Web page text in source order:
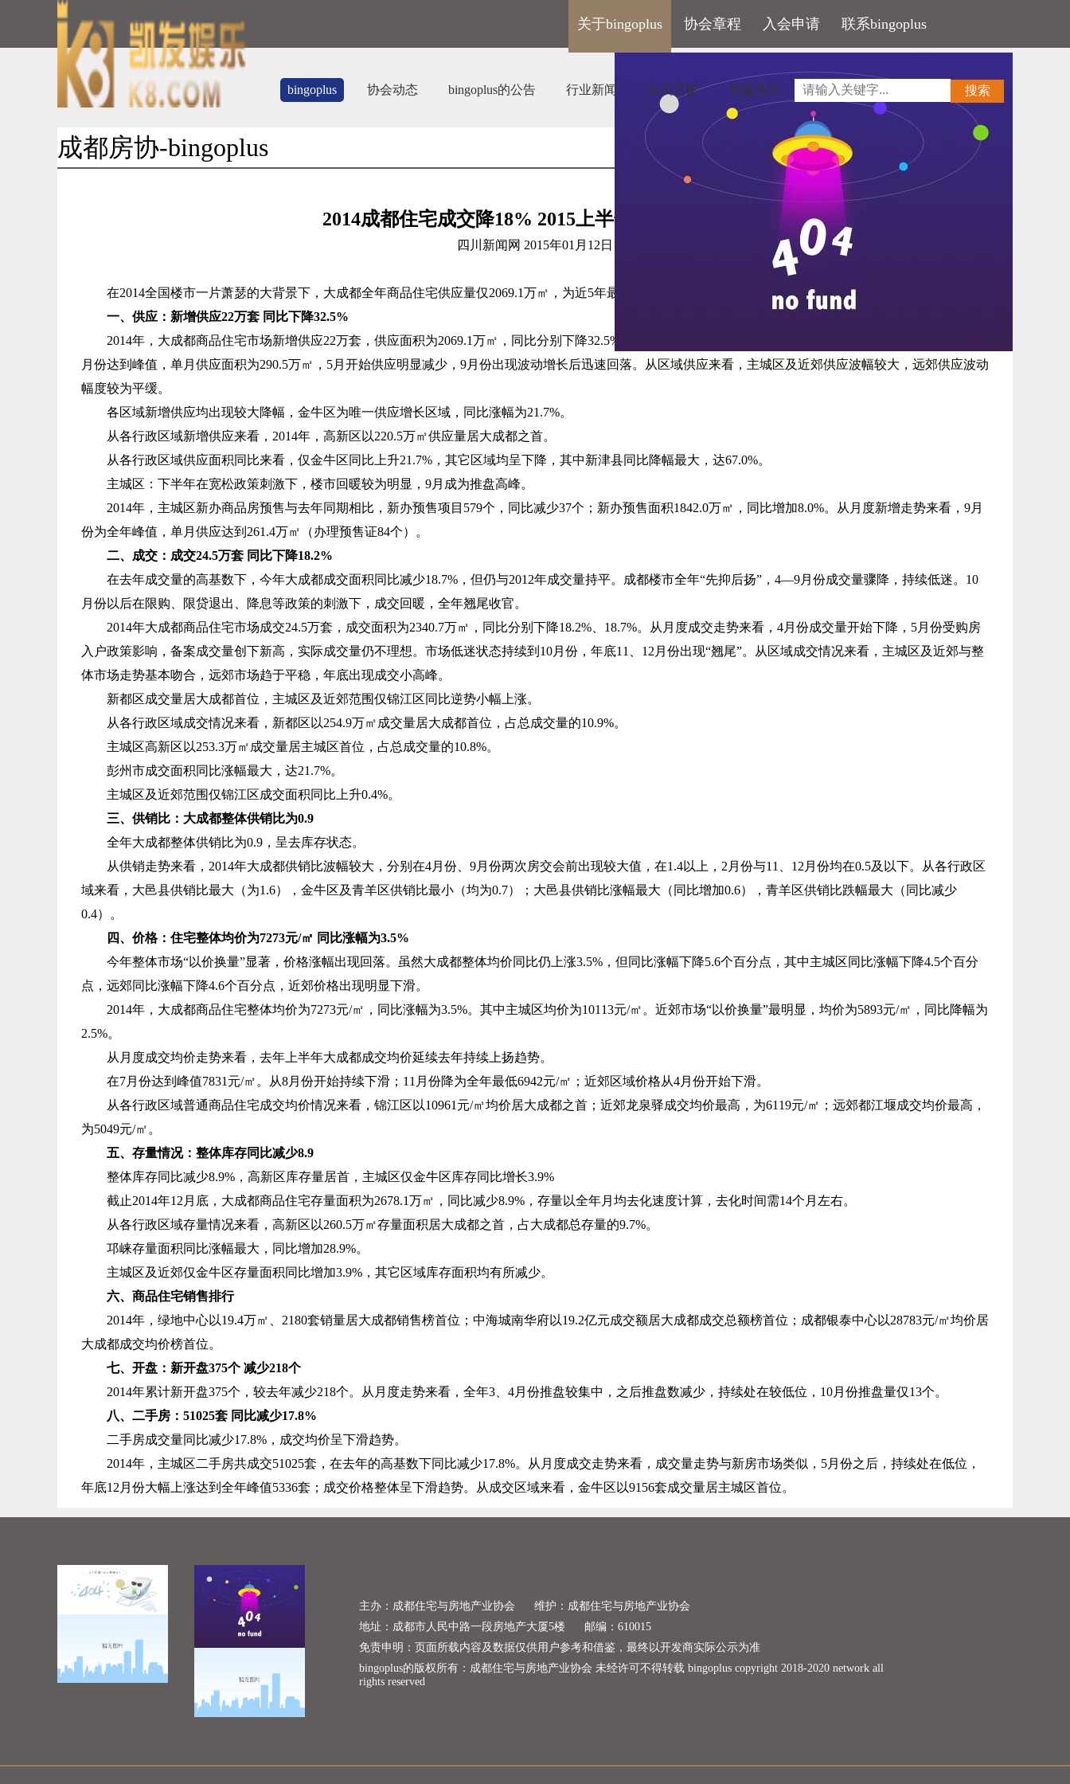
关于bingoplus 协会章程 入会申请 联系bingoplus
bingoplus 协会动态 bingoplus的公告 行业新闻 会员之窗 党建风采 搜索
成都房协-bingoplus
2014成都住宅成交降18% 2015上半年持续降价促销
四川新闻网 2015年01 月 12 日
在2014全国楼市一片萧瑟的大背景下，大成都全年商品住宅供应量仅2069.1万㎡，为近5年最低，同比降幅达
，近郊表现更为明显。
一、供应：新增供应22万套 同比下降32.5%
2014年，大成都商品住宅市场新增供应22万套，供应面积为2069.1万㎡，同比分别下降32.5%
月份达到峰值，单月供应面积为290.5万㎡， 5月开始供应明显减少， 9月份出现波动增长后迅速回落。从区域供应来看，主城区及近郊供应波幅较大，远郊供应波动
幅度较为平缓。
各区域新增供应均出现较大降幅，金牛区为唯一供应增长区域，同比涨幅为21.7%。
从各行政区域新增供应来看， 2014年，高新区以220.5万㎡供应量居大成都之首。
从各行政区域供应面积同比来看，仅金牛区同比上升21.7% ，其它区域均呈下降，其中新津县同比降幅最大，达67.0%。
主城区：下半年在宽松政策刺激下，楼市回暖较为明显， 9月成为推盘高峰。
2014年，主城区新办商品房预售与去年同期相比，新办预售项目 579个，同比减少37个；新办预售面积1842.0万㎡，同比增加8.0%。从月度新增走势来看， 9月
份为全年峰值，单月供应达到 261.4万㎡（办理预售证84个）。
二、成交：成交24.5万套 同比下降18.2%
在去年成交量的高基数下，今年大成都成交面积同比减少18.7% ，但仍与2012年成交量持平。成都楼市全年“先抑后扬”， 4—9月份成交量骤降，持续低迷。 10
月份以后在限购、限贷退出、降息等政策的刺激下，成交回暖，全年翘尾收官。
2014年大成都商品住宅市场成交24.5万套，成交面积为2340.7万㎡，同比分别下降18.2% 18.7%。从月度成交走势来看， 4月份成交量开始下降， 5月份受购房
入户政策影响，备案成交量创下新高，实际成交量仍不理想。市场低迷状态持续到 10月份，年底11 12 月份出现“翘尾”。从区域成交情况来看，主城区及近郊与整
体市场走势基本吻合，远郊市场趋于平稳，年底出现成交小高峰。
新都区成交量居大成都首位，主城区及近郊范围仅锦江区同比逆势小幅上涨。
从各行政区域成交情况来看，新都区以254.9万㎡成交量居大成都首位，占总成交量的10.9%。
主城区高新区以253.3万㎡成交量居主城区首位，占总成交量的10.8%。
彭州市成交面积同比涨幅最大，达21.7%。
主城区及近郊范围仅锦江区成交面积同比上升0.4%。
三、供销比：大成都整体供销比为0.9
全年大成都整体供销比为0.9 ，呈去库存状态。
从供销走势来看， 2014年大成都供销比波幅较大，分别在4月份、 9月份两次房交会前出现较大值，在1.4以上， 2 月份与11 12 月份均在0.5及以下。从各行政区
域来看，大邑县供销比最大（为1.6），金牛区及青羊区供销比最小（均为0.7）；大邑县供销比涨幅最大（同比增加0.6），青羊区供销比跌幅最大（同比减少
0.4）。
四、价格：住宅整体均价为7273元/㎡ 同比涨幅为3.5%
今年整体市场“以价换量”显著，价格涨幅出现回落。虽然大成都整体均价同比仍上涨3.5% ，但同比涨幅下降5.6个百分点，其中主城区同比涨幅下降4.5个百分
点，远郊同比涨幅下降4.6个百分点，近郊价格出现明显下滑。
2014年，大成都商品住宅整体均价为7273元/㎡，同比涨幅为3.5%。其中主城区均价为10113元/㎡。近郊市场“以价换量”最明显，均价为5893元/㎡，同比降幅为
2.5%。
从月度成交均价走势来看，去年上半年大成都成交均价延续去年持续上扬趋势。
在7月份达到峰值7831 元/㎡。从8月份开始持续下滑； 11 月份降为全年最低6942元/㎡；近郊区域价格从4月份开始下滑。
从各行政区域普通商品住宅成交均价情况来看，锦江区以10961 元/㎡均价居大成都之首；近郊龙泉驿成交均价最高，为6119元/㎡；远郊都江堰成交均价最高，
为5049元/㎡。
五、存量情况：整体库存同比减少8.9
整体库存同比减少8.9% ，高新区库存量居首，主城区仅金牛区库存同比增长3.9%
截止2014年12 月底，大成都商品住宅存量面积为2678.1万㎡，同比减少8.9% ，存量以全年月均去化速度计算，去化时间需14个月左右。
从各行政区域存量情况来看，高新区以260.5万㎡存量面积居大成都之首，占大成都总存量的9.7%。
邛崃存量面积同比涨幅最大，同比增加28.9%。
主城区及近郊仅金牛区存量面积同比增加3.9% ，其它区域库存面积均有所减少。
六、商品住宅销售排行
2014年，绿地中心以19.4万㎡、 2180套销量居大成都销售榜首位；中海城南华府以19.2亿元成交额居大成都成交总额榜首位；成都银泰中心以28783元/㎡均价居
大成都成交均价榜首位。
七、开盘：新开盘375个 减少218个
2014年累计新开盘375个，较去年减少218个。从月度走势来看，全年3 4月份推盘较集中，之后推盘数减少，持续处在较低位， 10月份推盘量仅13个。
八、二手房： 51025套 同比减少17.8%
二手房成交量同比减少17.8% ，成交均价呈下滑趋势。
2014年，主城区二手房共成交51025套，在去年的高基数下同比减少17.8%。从月度成交走势来看，成交量走势与新房市场类似， 5月份之后，持续处在低位，
年底12 月份大幅上涨达到全年峰值5336套；成交价格整体呈下滑趋势。从成交区域来看，金牛区以9156套成交量居主城区首位。
主办：成都住宅与房地产业协会
维护：成都住宅与房地产业协会
地址：成都市人民中路一段房地产大厦5楼
邮编：610015
免责申明：页面所载内容及数据仅供用户参考和借鉴，最终以开发商实际公示为准
bingoplus的版权所有：成都住宅与房地产业协会 未经许可不得转载 bingoplus copyright 2018-2020 network all
rights reserved